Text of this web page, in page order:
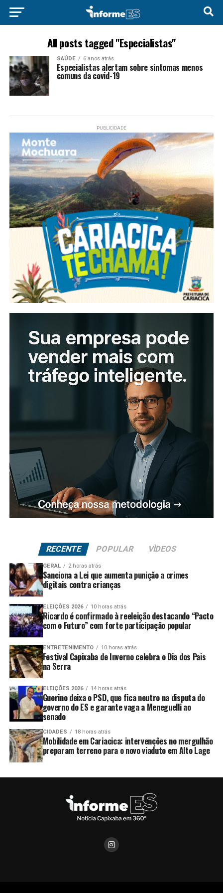
All posts tagged "Especialistas"
SAÚDE 6 anos atrás
Especialistas alertam sobre sintomas menos
comuns da covid-19
RECENTE POPULAR VÌDEOS
GERAL 2 horas atrás
Sanciona a Lei que aumenta punição a crimes
digitais contra crianças
ELEIÇÕES 2026 10 horas atrás
Ricardo é confirmado à reeleição destacando “Pacto
com o Futuro” com forte participação popular
ENTRETENIMENTO 10 horas atrás
Festival Capixaba de Inverno celebra o Dia dos Pais
na Serra
ELEIÇÕES 2026 14 horas atrás
Guerino deixa o PSD, que fica neutro na disputa do
governo do ES e garante vaga a Meneguelli ao
senado
CIDADES 18 horas atrás
Mobilidade em Cariacica: intervenções no mergulhão
preparam terreno para o novo viaduto em Alto Lage